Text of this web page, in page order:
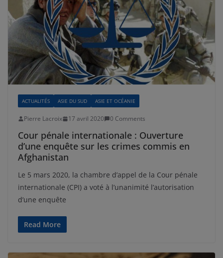
ACTUALITÉS ASIE DU SUD ASIE ET OCÉANIE
Pierre Lacroix 17 avril 2020 0 Comments
Cour pénale internationale : Ouverture
d’une enquête sur les crimes commis en
Afghanistan
Le 5 mars 2020, la chambre d’appel de la Cour pénale
internationale (CPI) a voté à l’unanimité l’autorisation
d’une enquête
Read More